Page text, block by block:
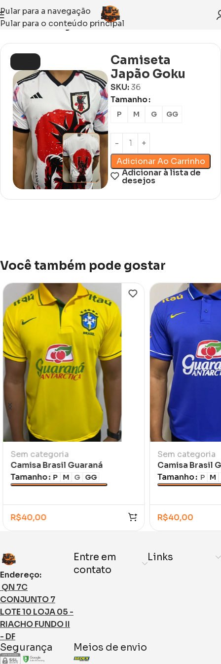
Pular para a navegação
Pular para o conteúdo principal
Início Sem categoria
Camiseta
Japão Goku
SKU:36
Tamanho
P M G GG
Adicionar Ao Carrinho
Adicionar à lista de
desejos
Você também pode gostar
Sem categoria
Camisa Brasil Guaraná
Amarela
Tamanho P M G GG
R$40,00
Sem categoria
Camisa Brasil
Escuro
Tamanho P M
R$40,00
Endereço:
QN 7C
CONJUNTO 7
LOTE 10 LOJA 05 -
RIACHO FUNDO II
- DF
Entre em
contato
Links
Segurança Meios de envio